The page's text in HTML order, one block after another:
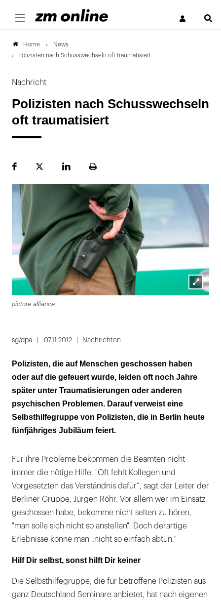
Home
News
Polizisten nach Schusswechseln oft traumatisiert
Nachricht
Polizisten nach Schusswechseln
oft traumatisiert
FacebookPlattformLinekdInSeite
Lightbox
picture alliance
sg/dpa 07.11.2012 Nachrichten
Polizisten, die auf Menschen geschossen haben
oder auf die gefeuert wurde, leiden oft noch Jahre
später unter Traumatisierungen oder anderen
psychischen Problemen. Darauf verweist eine
Selbsthilfegruppe von Polizisten, die in Berlin heute
fünfjähriges Jubiläum feiert.
Für ihre Probleme bekommen die Beamten nicht
immer die nötige Hilfe. "Oft fehlt Kollegen und
Vorgesetzten das Verständnis dafür“, sagt der Leiter der
Berliner Gruppe, Jürgen Röhr. Vor allem wer im Einsatz
geschossen habe, bekomme nicht selten zu hören,
"man solle sich nicht so anstellen". Doch derartige
Erlebnisse könne man „nicht so einfach abtun."
Hilf Dir selbst, sonst hilft Dir keiner
Die Selbsthilfegruppe, die für betroffene Polizisten aus
ganz Deutschland Seminare anbietet, hat nach eigenen